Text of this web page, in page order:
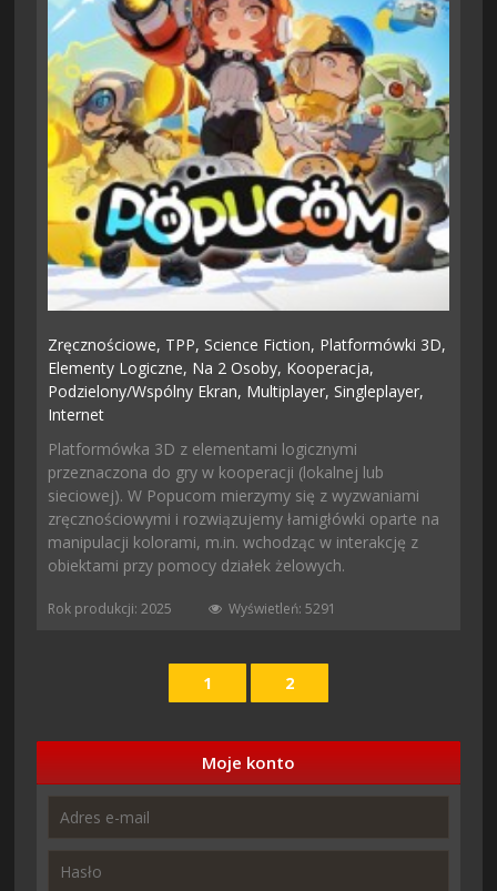
Zręcznościowe, TPP,Science Fiction, Platformówki 3D,
Elementy Logiczne, Na 2 Osoby, Kooperacja,
Podzielony/wspólny Ekran, Multiplayer,Singleplayer,
Internet
Platformówka 3D z elementami logicznymi
przeznaczona do gry w kooperacji (lokalnej lub
sieciowej). W Popucom mierzymy się z wyzwaniami
zręcznościowymi i rozwiązujemy łamigłówki oparte na
manipulacji kolorami, m.in. wchodząc w interakcję z
obiektami przy pomocy działek żelowych.
Rok produkcji: 2025 Wyświetleń: 5291
1 2
Moje konto